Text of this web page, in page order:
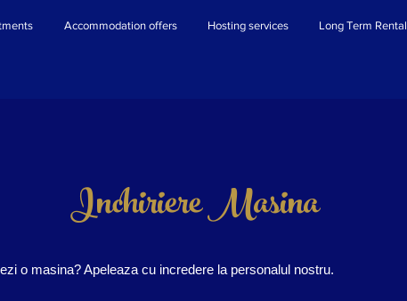
Accommodation offers Hosting services Long Term Rental
Inchiriere Masina
o masina? Apeleaza cu incredere la personalul nostru.